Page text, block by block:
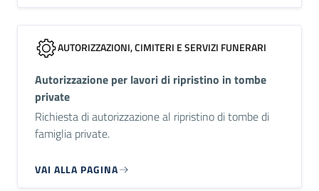
AUTORIZZAZIONI, CIMITERI E SERVIZI FUNERARI
Autorizzazione per lavori di ripristino in tombe
private
Richiesta di autorizzazione al ripristino di tombe di
famiglia private.
VAI ALLA PAGINA